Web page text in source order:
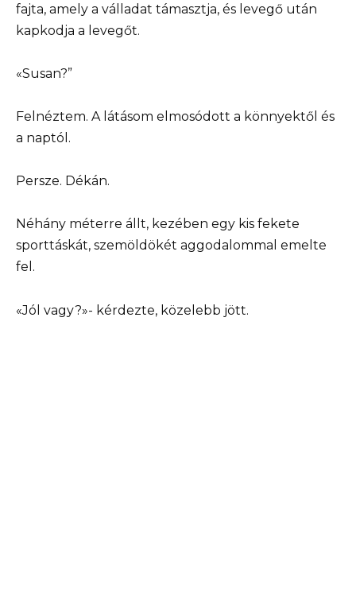
fajta, amely a válladat támasztja, és levegő után
kapkodja a levegőt.
«Susan?”
Felnéztem. A látásom elmosódott a könnyektől és
a naptól.
Persze. Dékán.
Néhány méterre állt, kezében egy kis fekete
sporttáskát, szemöldökét aggodalommal emelte
fel.
«Jól vagy?»- kérdezte, közelebb jött.